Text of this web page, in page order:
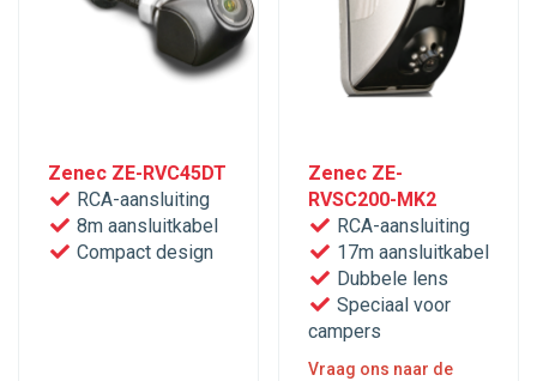
Zenec ZE-RVC45DT
RCA-aansluiting
8m aansluitkabel
Compact design
Zenec ZE-
RVSC200-MK2
RCA-aansluiting
17m aansluitkabel
Dubbele lens
Speciaal voor
campers
Vraag ons naar de